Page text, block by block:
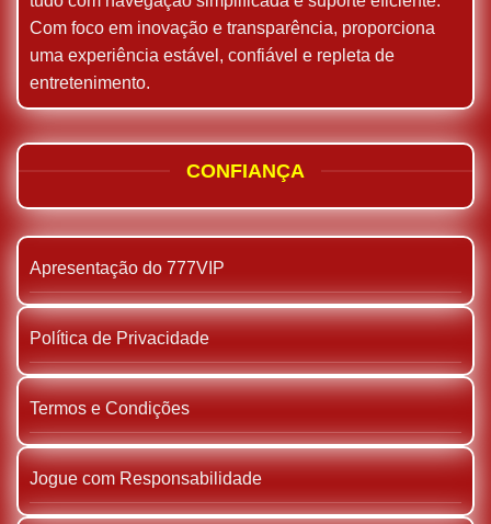
Com foco em inovação e transparência, proporciona
uma experiência estável, confiável e repleta de
entretenimento.
CONFIANÇA
Apresentação do 777VIP
Política de Privacidade
Termos e Condições
Jogue com Responsabilidade